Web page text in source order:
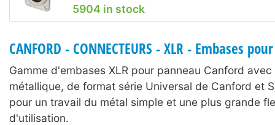
5904 in stock
CANFORD - CONNECTEURS - XLR - Embases
Gamme d'embases XLR pour panneau Canford
métallique, de format série Universal de Canford et
pour un travail du métal simple et une plus grande
d'utilisation.